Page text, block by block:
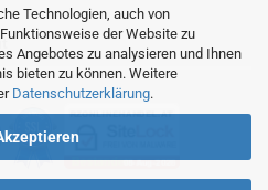
Technologien, auch von
der Website zu
Angebotes zu analysieren und Ihnen
bieten zu können. Weitere
Datenschutzerklärung.